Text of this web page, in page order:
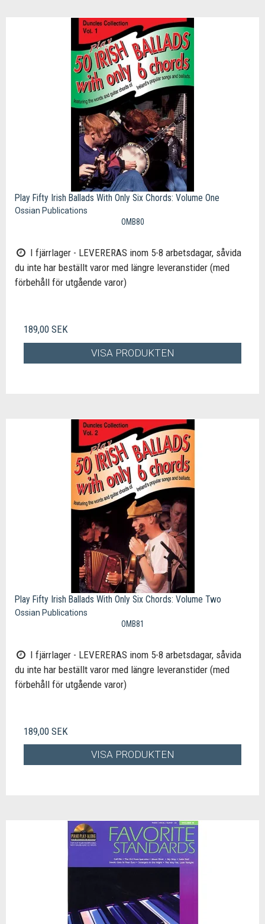
Play Fifty Irish Ballads With Only Six Chords: Volume One
Ossian Publications
OMB80
I fjärrlager - LEVERERAS inom 5-8 arbetsdagar, såvida
du inte har beställt varor med längre leveranstider (med
förbehåll för utgående varor)
189,00 SEK
VISA PRODUKTEN
Play Fifty Irish Ballads With Only Six Chords: Volume Two
Ossian Publications
OMB81
I fjärrlager - LEVERERAS inom 5-8 arbetsdagar, såvida
du inte har beställt varor med längre leveranstider (med
förbehåll för utgående varor)
189,00 SEK
VISA PRODUKTEN